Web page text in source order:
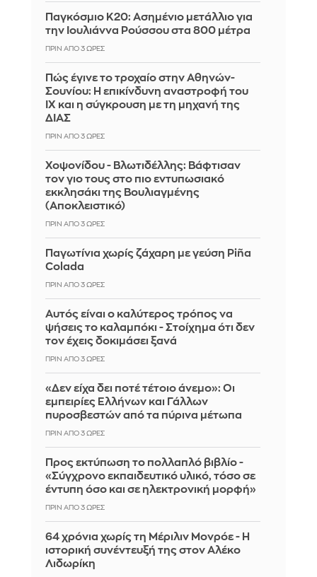
Παγκόσμιο Κ20: Ασημένιο μετάλλιο για
την Ιουλιάννα Ρούσσου στα 800 μέτρα
ΠΡΙΝ ΑΠΌ 3 ΏΡΕΣ
Πώς έγινε το τροχαίο στην Αθηνών-
Σουνίου: Η επικίνδυνη αναστροφή του
ΙΧ και η σύγκρουση με τη μηχανή της
ΔΙΑΣ
ΠΡΙΝ ΑΠΌ 3 ΏΡΕΣ
Χοψονίδου - Βλωτιδέλλης: Βάφτισαν
τον γιο τους στο πιο εντυπωσιακό
εκκλησάκι της Βουλιαγμένης
(Αποκλειστικό)
ΠΡΙΝ ΑΠΌ 3 ΏΡΕΣ
Παγωτίνια χωρίς ζάχαρη με γεύση Piña
Colada
ΠΡΙΝ ΑΠΌ 3 ΏΡΕΣ
Αυτός είναι ο καλύτερος τρόπος να
ψήσεις το καλαμπόκι - Στοίχημα ότι δεν
τον έχεις δοκιμάσει ξανά
ΠΡΙΝ ΑΠΌ 3 ΏΡΕΣ
«Δεν είχα δει ποτέ τέτοιο άνεμο»: Οι
εμπειρίες Ελλήνων και Γάλλων
πυροσβεστών από τα πύρινα μέτωπα
ΠΡΙΝ ΑΠΌ 3 ΏΡΕΣ
Προς εκτύπωση το πολλαπλό βιβλίο -
«Σύγχρονο εκπαιδευτικό υλικό, τόσο σε
έντυπη όσο και σε ηλεκτρονική μορφή»
ΠΡΙΝ ΑΠΌ 3 ΏΡΕΣ
64 χρόνια χωρίς τη Μέριλιν Μονρόε - Η
ιστορική συνέντευξή της στον Αλέκο
Λιδωρίκη